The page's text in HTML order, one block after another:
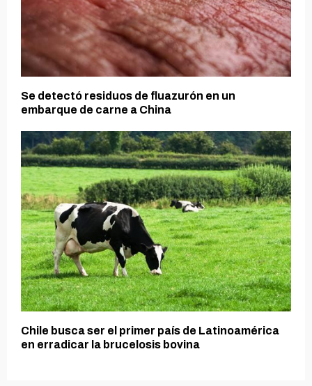
Se detectó residuos de fluazurón en un
embarque de carne a China
Chile busca ser el primer país de Latinoamérica
en erradicar la brucelosis bovina